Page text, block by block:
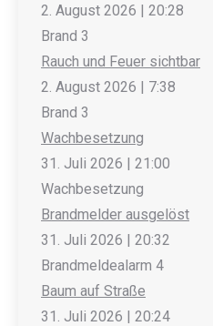
2. August 2026 | 20:28
Brand 3
Rauch und Feuer sichtbar
2. August 2026 | 7:38
Brand 3
Wachbesetzung
31. Juli 2026 | 21:00
Wachbesetzung
Brandmelder ausgelöst
31. Juli 2026 | 20:32
Brandmeldealarm 4
Baum auf Straße
31. Juli 2026 | 20:24